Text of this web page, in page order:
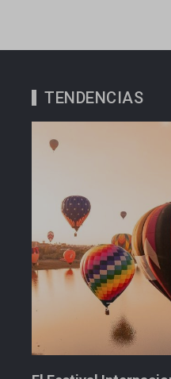
TENDENCIAS